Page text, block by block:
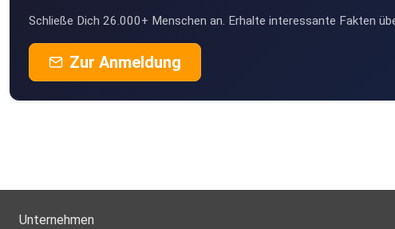
Schließe Dich 26.000+ Menschen an. Erhalte interessante Fakten
Zur Anmeldung
Unternehmen